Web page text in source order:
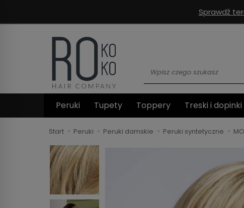
Sprawdź
Peruki Tupety Toppery Treski i dopinki
Start Peruki Peruki damskie Peruki syntetyczne